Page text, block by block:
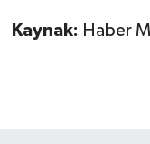
Kaynak: Haber